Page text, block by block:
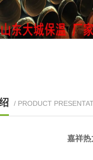
/ PRODUCT
嘉祥热